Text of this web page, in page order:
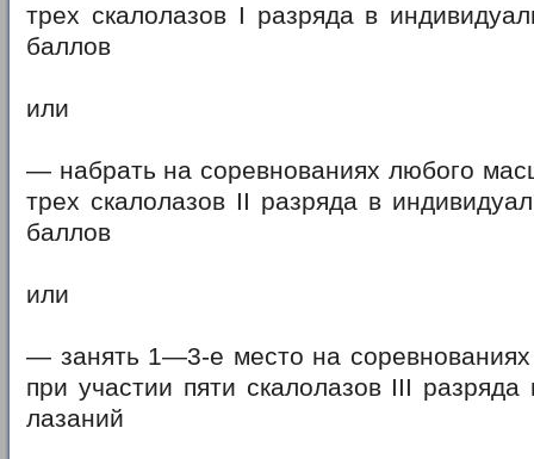
трех скалолазов I разряда в
баллов
или
— набрать на соревнованиях любого
трех скалолазов II разряда в
баллов
или
— занять 1—3-е место на
при участии пяти скалолазов III
лазаний